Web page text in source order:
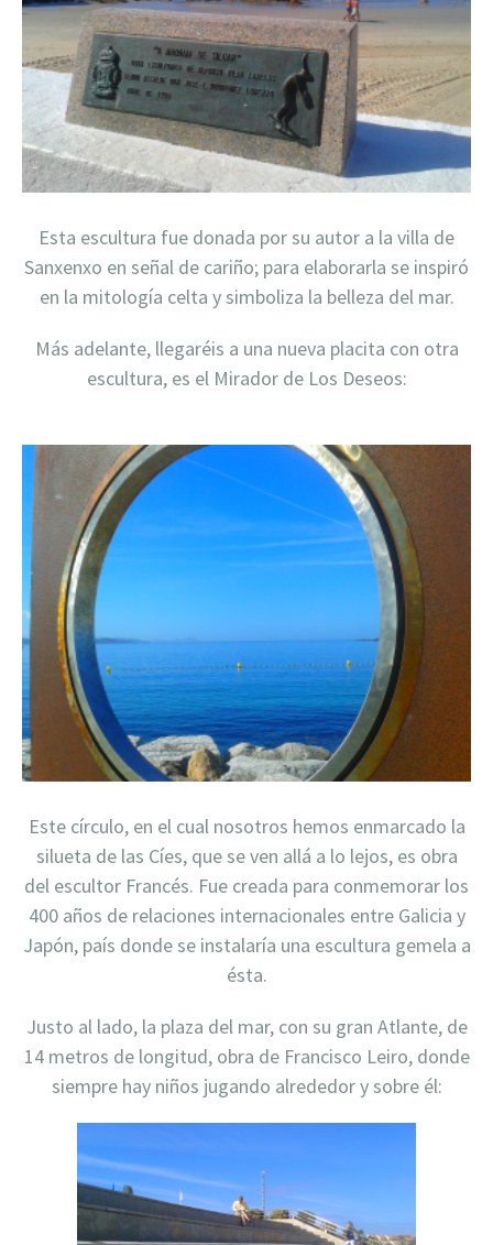
Esta escultura fue donada por su autor a la villa de
Sanxenxo en señal de cariño; para elaborarla se inspiró
en la mitología celta y simboliza la belleza del mar.
Más adelante, llegaréis a una nueva placita con otra
escultura, es el Mirador de Los Deseos:
Este círculo, en el cual nosotros hemos enmarcado la
silueta de las Cíes, que se ven allá a lo lejos, es obra
del escultor Francés. Fue creada para conmemorar los
400 años de relaciones internacionales entre Galicia y
Japón, país donde se instalaría una escultura gemela a
ésta.
Justo al lado, la plaza del mar, con su gran Atlante, de
14 metros de longitud, obra de Francisco Leiro, donde
siempre hay niños jugando alrededor y sobre él: